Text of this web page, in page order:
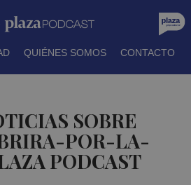
QUIÉNES SOMOS CONTACTO
SOBRE
POR-LA-
PODCAST